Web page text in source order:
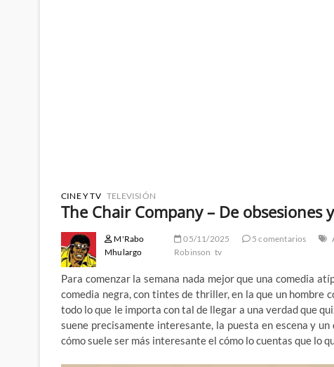
CINE Y TV TELEVISIÓN
The Chair Company – De obsesiones
M'Rabo
Mhulargo
05/11/2025 5 comentarios
Robinson tv
Para comenzar la semana nada mejor que una comedia
comedia negra, con tintes de thriller, en la que un hombre
todo lo que le importa con tal de llegar a una verdad que
suene precisamente interesante, la puesta en escena y
cómo suele ser más interesante el cómo lo cuentas que lo